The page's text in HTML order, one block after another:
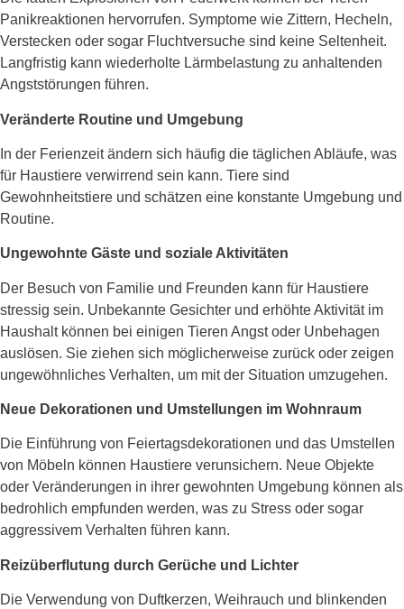
Panikreaktionen hervorrufen. Symptome wie Zittern, Hecheln,
Verstecken oder sogar Fluchtversuche sind keine Seltenheit.
Langfristig kann wiederholte Lärmbelastung zu anhaltenden
Angststörungen führen.
Veränderte Routine und Umgebung
In der Ferienzeit ändern sich häufig die täglichen Abläufe, was
für Haustiere verwirrend sein kann. Tiere sind
Gewohnheitstiere und schätzen eine konstante Umgebung und
Routine.
Ungewohnte Gäste und soziale Aktivitäten
Der Besuch von Familie und Freunden kann für Haustiere
stressig sein. Unbekannte Gesichter und erhöhte Aktivität im
Haushalt können bei einigen Tieren Angst oder Unbehagen
auslösen. Sie ziehen sich möglicherweise zurück oder zeigen
ungewöhnliches Verhalten, um mit der Situation umzugehen.
Neue Dekorationen und Umstellungen im Wohnraum
Die Einführung von Feiertagsdekorationen und das Umstellen
von Möbeln können Haustiere verunsichern. Neue Objekte
oder Veränderungen in ihrer gewohnten Umgebung können als
bedrohlich empfunden werden, was zu Stress oder sogar
aggressivem Verhalten führen kann.
Reizüberflutung durch Gerüche und Lichter
Die Verwendung von Duftkerzen, Weihrauch und blinkenden